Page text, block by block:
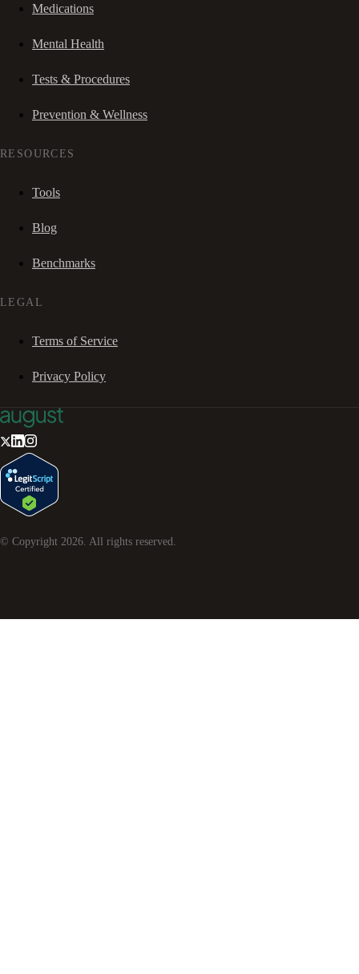
Medications
Mental Health
Tests & Procedures
Prevention & Wellness
RESOURCES
Tools
Blog
Benchmarks
LEGAL
Terms of Service
Privacy Policy
© Copyright 2026 . All rights reserved.